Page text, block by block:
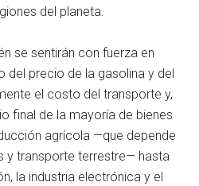
del planeta.
se sentirán con fuerza en
del precio de la gasolina y del
el costo del transporte y,
final de la mayoría de bienes
agrícola —que depende
y transporte terrestre— hasta
la industria electrónica y el